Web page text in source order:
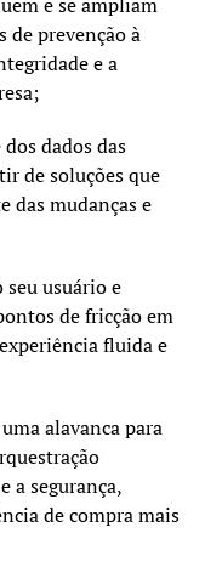
prevenção à
e a
dados das
de soluções que
das mudanças e
usuário e
de fricção em
fluida e
alavanca para
a segurança,
de compra mais